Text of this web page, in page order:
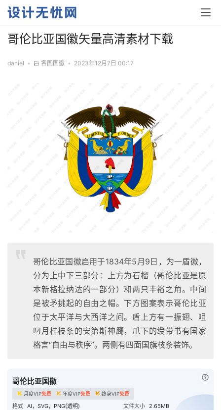
哥伦比亚国徽矢量高清素材下载
daniel • 各国国徽 • 2023年12月7日 00:17
哥伦比亚国徽启用于1834年5月9日，为一盾徽，
分为上中下三部分：上方为石榴（哥伦比亚是原
本新格拉纳达的一部分）和两只丰裕之角。中间
是被矛挑起的自由之帽。下方图案表示哥伦比亚
位于太平洋与大西洋之间。盾上方有一振翅、咀
叼月桂枝条的安第斯神鹰，爪下的绶带书有国家
格言“自由与秩序”。两侧有四面国旗枝条装饰。
哥伦比亚国徽
月度VIP免费 年度VIP免费 终身VIP免费
格式 AI，SVG，PNG(透明) 文件大小
2.65MB